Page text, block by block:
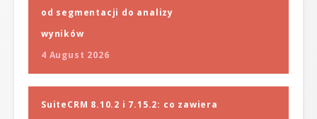
od segmentacji do analizy
wyników
4 August 2026
SuiteCRM 8.10.2 i 7.15.2: co zawiera